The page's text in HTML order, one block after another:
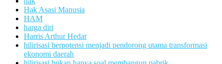
Hak Asasi Manusia
HAM
harga diri
Harris Arthur Hedar
hilirisasi berpotensi menjadi pendorong utama transformasi
ekonomi daerah